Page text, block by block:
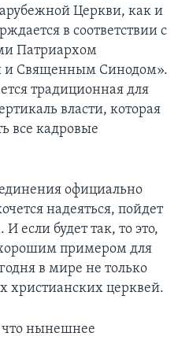
Церкви, как и
в соответствии с
Патриархом
и Священным Синодом».
традиционная для
власти, которая
все кадровые
официально
надеяться, пойдет
если будет так, то это,
примером для
в мире не только
христианских церквей.
что нынешнее